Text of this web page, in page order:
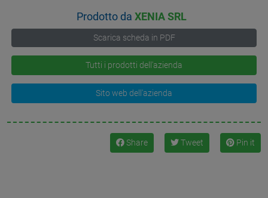
Prodotto daXENIA SRL
Scarica scheda in PDF
Tutti i prodotti dell'azienda
Sito web dell'azienda
Share Tweet Pin it